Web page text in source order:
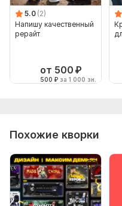
5.0 (2)
Напишу качественный
рерайт
от 500 ₽
500 ₽ за 1 000 зн.
Похожие кворки